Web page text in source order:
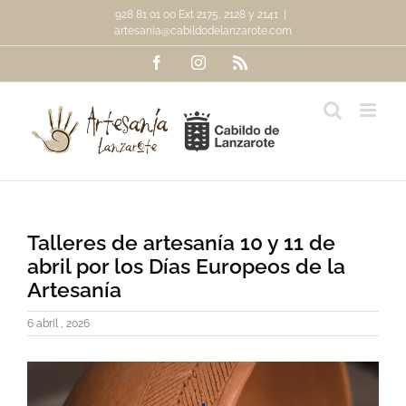
contenido
928 81 01 00 Ext 2175, 2128 y 2141
artesania@cabildodelanzarote.com
FacebookInstagramRss
Talleres de artesanía 10 y 11 de
abril por los Días Europeos de la
Artesanía
6 abril , 2026
imagen